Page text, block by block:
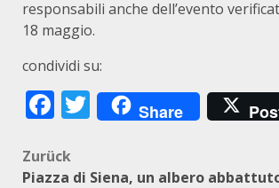
responsabili anche dell’evento
18 maggio.
condividi su:
Facebook
Twitter
Share
Beitragsnavigation
Zurück
Piazza di Siena, un albero